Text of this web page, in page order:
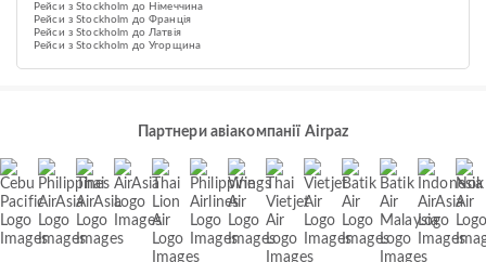
Рейси з Stockholm до Німеччина
Рейси з Stockholm до Франція
Рейси з Stockholm до Латвія
Рейси з Stockholm до Угорщина
Партнери авіакомпанії Airpaz